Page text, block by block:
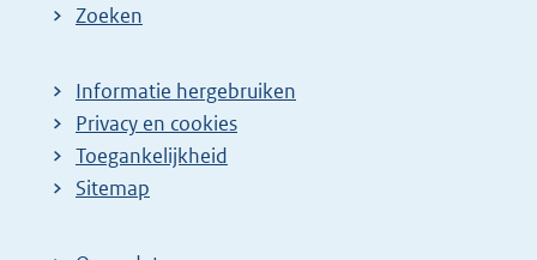
Zoeken
Informatie hergebruiken
Privacy en cookies
Toegankelijkheid
Sitemap